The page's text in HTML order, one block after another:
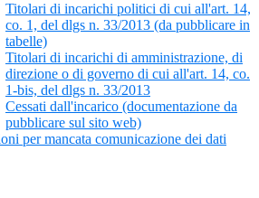
Titolari di incarichi politici di cui all'art. 14,
co. 1, del dlgs n. 33/2013 (da pubblicare in
tabelle)
Titolari di incarichi di amministrazione, di
direzione o di governo di cui all'art. 14, co.
1-bis, del dlgs n. 33/2013
Cessati dall'incarico (documentazione da
pubblicare sul sito web)
per mancata comunicazione dei dati